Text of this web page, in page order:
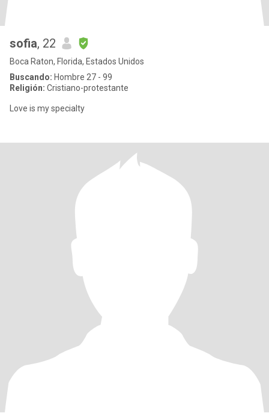
sofia, 22
Boca Raton, Florida, Estados Unidos
Buscando: Hombre 27 - 99
Religión: Cristiano-protestante
Love is my specialty